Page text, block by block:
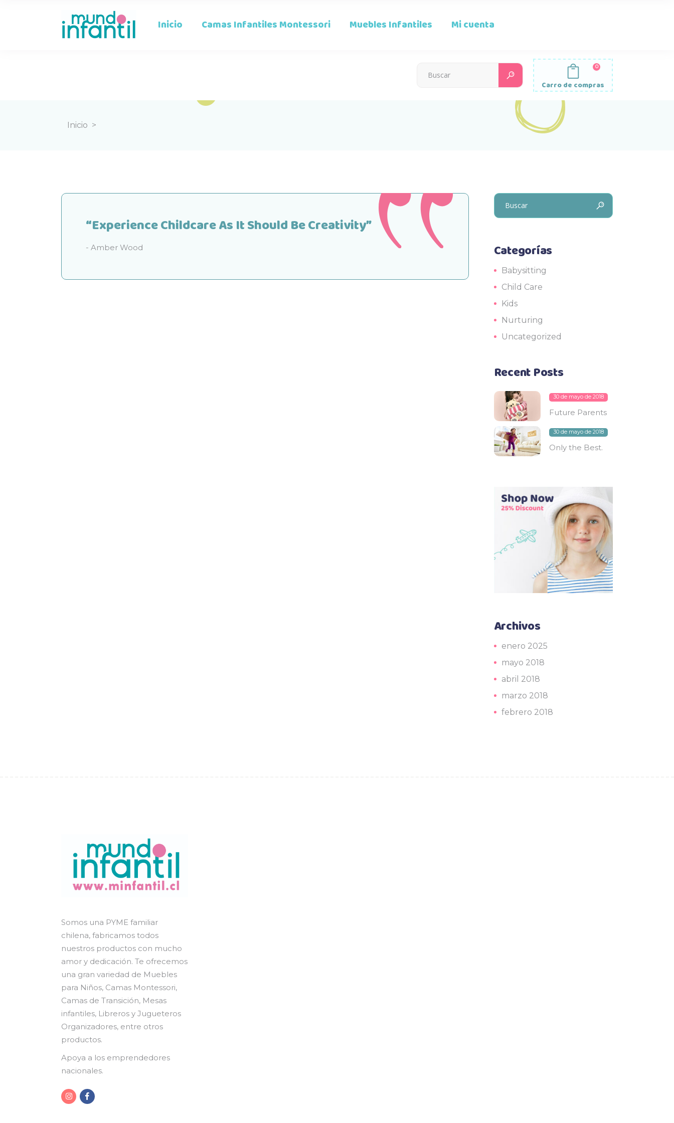
Inicio Camas Infantiles Montessori Muebles Infantiles Mi cuenta
Search
for:
Carro de compras
0
Inicio >
“Experience Childcare As It Should Be Creativity”
- Amber Wood
Search
for:
Categorías
Babysitting
Child Care
Kids
Nurturing
Uncategorized
Recent Posts
30 de mayo de 2018
Future Parents
30 de mayo de 2018
Only the Best.
Archivos
enero 2025
mayo 2018
abril 2018
marzo 2018
febrero 2018
Somos una PYME familiar
chilena, fabricamos todos
nuestros productos con mucho
amor y dedicación. Te ofrecemos
una gran variedad de Muebles
para Niños, Camas Montessori,
Camas de Transición, Mesas
infantiles, Libreros y Jugueteros
Organizadores, entre otros
productos.
Apoya a los emprendedores
nacionales.